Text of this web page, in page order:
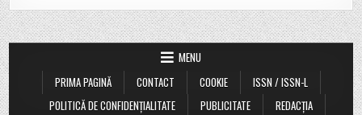
MENU
PRIMA PAGINĂ
CONTACT COOKIE
ISSN / ISSN-L
POLITICĂ DE CONFIDENȚIALITATE
PUBLICITATE REDACȚIA